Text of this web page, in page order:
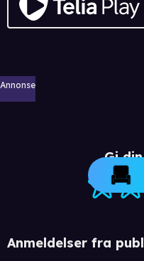
Annonse
Gi
Anmeldelser fra